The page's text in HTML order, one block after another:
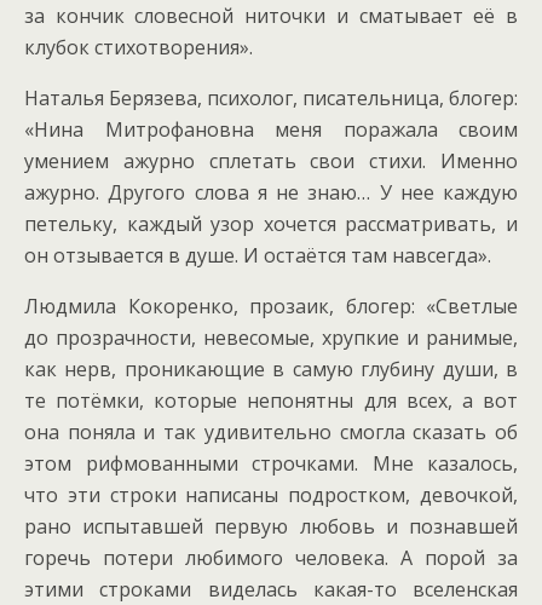
за кончик словесной ниточки и сматывает её в
клубок стихотворения».
Наталья Берязева, психолог, писательница, блогер:
«Нина Митрофановна меня поражала своим
умением ажурно сплетать свои стихи. Именно
ажурно. Другого слова я не знаю… У нее каждую
петельку, каждый узор хочется рассматривать, и
он отзывается в душе. И остаётся там навсегда».
Людмила Кокоренко, прозаик, блогер: «Светлые
до прозрачности, невесомые, хрупкие и ранимые,
как нерв, проникающие в самую глубину души, в
те потёмки, которые непонятны для всех, а вот
она поняла и так удивительно смогла сказать об
этом рифмованными строчками. Мне казалось,
что эти строки написаны подростком, девочкой,
рано испытавшей первую любовь и познавшей
горечь потери любимого человека. А порой за
этими строками виделась какая-то вселенская